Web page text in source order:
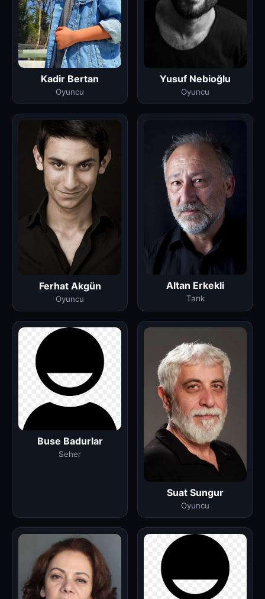
Kadir Bertan
Oyuncu
Yusuf Nebioğlu
Oyuncu
Ferhat Akgün
Oyuncu
Altan Erkekli
Tarık
Buse Badurlar
Seher
Suat Sungur
Oyuncu